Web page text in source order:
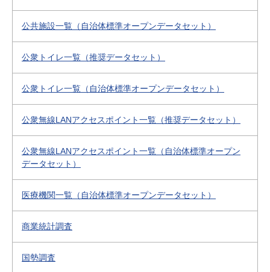
公共施設一覧（自治体標準オープンデータセット）
公衆トイレ一覧（推奨データセット）
公衆トイレ一覧（自治体標準オープンデータセット）
公衆無線LANアクセスポイント一覧（推奨データセット）
公衆無線LANアクセスポイント一覧（自治体標準オープン
データセット）
医療機関一覧（自治体標準オープンデータセット）
商業統計調査
国勢調査